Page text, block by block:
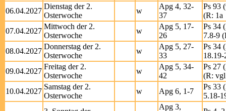
06.04.2027
Dienstag der 2.
Osterwoche
w
Apg 4, 32-
37
Ps 93
(R: 1a
07.04.2027
Mittwoch der 2.
Osterwoche
w
Apg 5, 17-
26
Ps 34
7.8-9
08.04.2027
Donnerstag der 2.
Osterwoche
w
Apg 5, 27-
33
Ps 34
09.04.2027
Freitag der 2.
Osterwoche
w
Apg 5, 34-
42
Ps 27
(R:
10.04.2027
Samstag der 2.
Osterwoche
w Apg 6, 1-7
Ps 33
5.18-
Apg 3,